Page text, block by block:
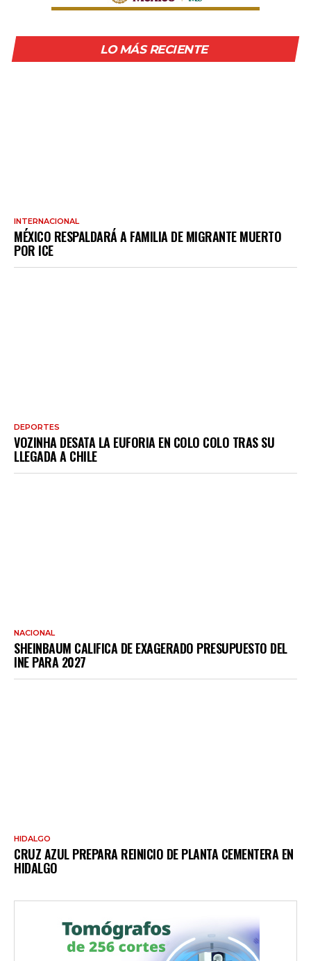
LO MÁS RECIENTE
INTERNACIONAL
MÉXICO RESPALDARÁ A FAMILIA DE MIGRANTE MUERTO
POR ICE
DEPORTES
VOZINHA DESATA LA EUFORIA EN COLO COLO TRAS SU
LLEGADA A CHILE
NACIONAL
SHEINBAUM CALIFICA DE EXAGERADO PRESUPUESTO DEL
INE PARA 2027
HIDALGO
CRUZ AZUL PREPARA REINICIO DE PLANTA CEMENTERA EN
HIDALGO